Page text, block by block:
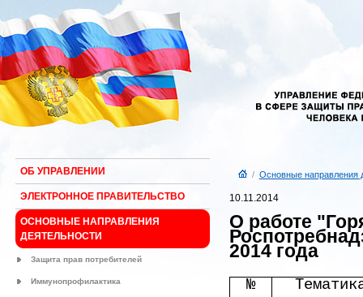
ОБ УПРАВЛЕНИИ
ЭЛЕКТРОННОЕ ПРАВИТЕЛЬСТВО
ОСНОВНЫЕ НАПРАВЛЕНИЯ
ДЕЯТЕЛЬНОСТИ
Защита прав потребителей
Иммунопрофилактика
/ Основные направления
10.11.2014
О работе
2014 года
№